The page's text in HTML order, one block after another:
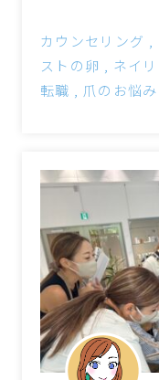
カウンセリング
ストの卵
ネイ
転職
爪のお悩